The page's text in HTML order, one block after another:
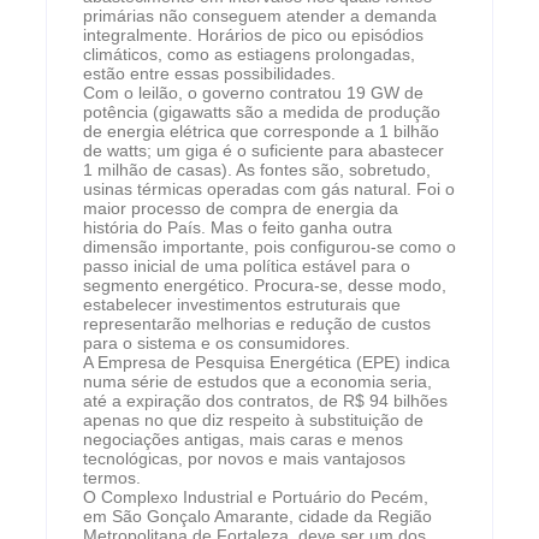
primárias não conseguem atender a demanda
integralmente. Horários de pico ou episódios
climáticos, como as estiagens prolongadas,
estão entre essas possibilidades.
Com o leilão, o governo contratou 19 GW de
potência (gigawatts são a medida de produção
de energia elétrica que corresponde a 1 bilhão
de watts; um giga é o suficiente para abastecer
1 milhão de casas). As fontes são, sobretudo,
usinas térmicas operadas com gás natural. Foi o
maior processo de compra de energia da
história do País. Mas o feito ganha outra
dimensão importante, pois configurou-se como o
passo inicial de uma política estável para o
segmento energético. Procura-se, desse modo,
estabelecer investimentos estruturais que
representarão melhorias e redução de custos
para o sistema e os consumidores.
A Empresa de Pesquisa Energética (EPE) indica
numa série de estudos que a economia seria,
até a expiração dos contratos, de R$ 94 bilhões
apenas no que diz respeito à substituição de
negociações antigas, mais caras e menos
tecnológicas, por novos e mais vantajosos
termos.
O Complexo Industrial e Portuário do Pecém,
em São Gonçalo Amarante, cidade da Região